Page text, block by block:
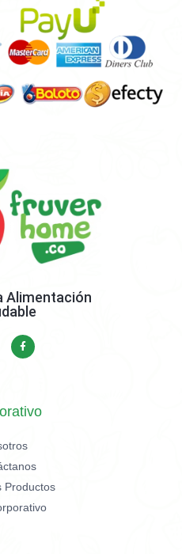
Alimentación
Productos